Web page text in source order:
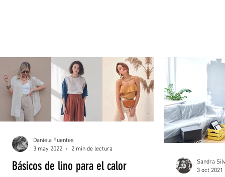
Básicos de lino para el calor
Daniela Fuentes
3 may 2022
2 min de lectura
Sandra
3 oct 2021